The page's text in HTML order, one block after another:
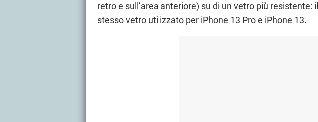
retro e sull’area anteriore) su di un vetro più resistente: il
stesso vetro utilizzato per iPhone 13 Pro e iPhone 13.